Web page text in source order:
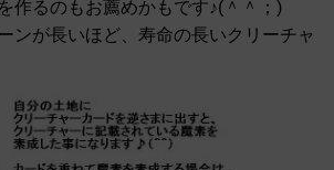
作るのもお薦めかもです♪(＾＾；)
ンが長いほど、寿命の長いクリーチャ